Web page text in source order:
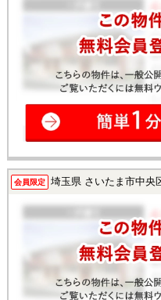
会員限定 埼玉県 さいたま市中央区 4000